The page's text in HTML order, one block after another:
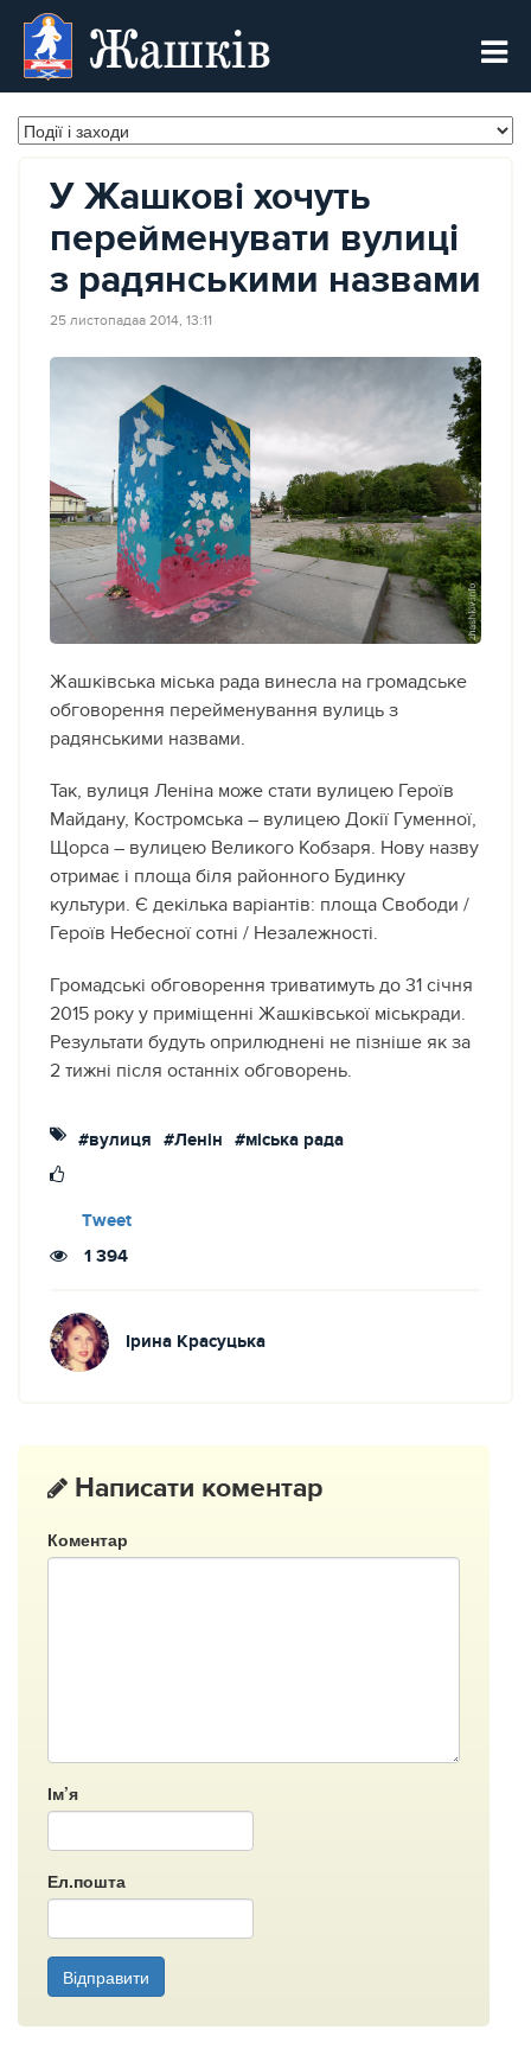
Жашків
У Жашкові хочуть
перейменувати вулиці
з радянськими назвами
25 листопадаа 2014, 13:11
Жашківська міська рада винесла на громадське
обговорення перейменування вулиць з
радянськими назвами.
Так, вулиця Леніна може стати вулицею Героїв
Майдану, Костромська – вулицею Докії Гуменної,
Щорса – вулицею Великого Кобзаря. Нову назву
отримає і площа біля районного Будинку
культури. Є декілька варіантів: площа Свободи /
Героїв Небесної сотні / Незалежності.
Громадські обговорення триватимуть до 31 січня
2015 року у приміщенні Жашківської міськради.
Результати будуть оприлюднені не пізніше як за
2 тижні після останніх обговорень.
#вулиця #Ленін #міська рада
Tweet
1 394
Ірина Красуцька
Написати коментар
Коментар
Ім’я
Ел.пошта
Відправити